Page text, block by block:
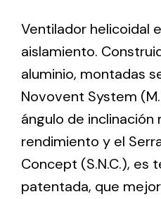
Ventilation
The incorporation of
meant a greater offer of
different uses
Ventilador helicoidal
aislamiento.
aluminio, montadas
Novovent System
ángulo de
rendimiento y el
Concept (S.N.C.), es
patentada, que